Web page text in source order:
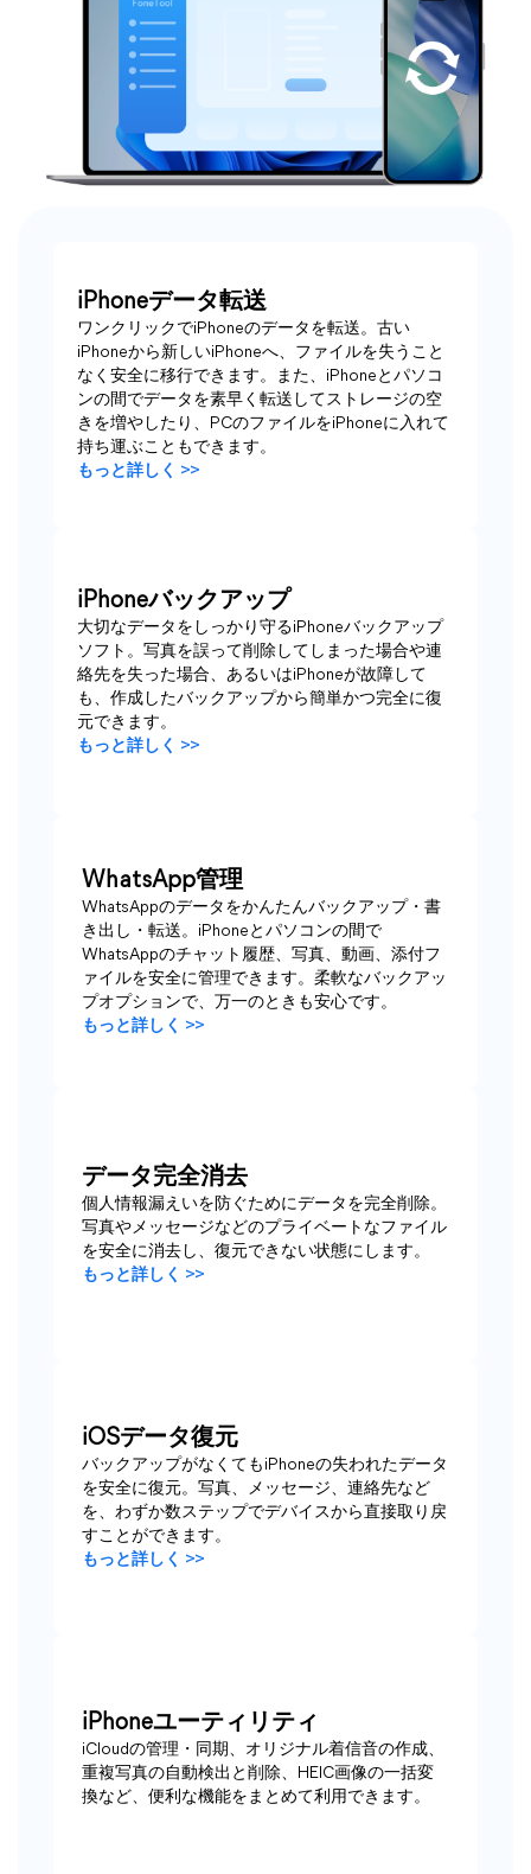
iPhoneデータ転送
ワンクリックでiPhoneのデータを転送。古い
iPhoneから新しいiPhoneへ、ファイルを失うこと
なく安全に移行できます。また、iPhoneとパソコ
ンの間でデータを素早く転送してストレージの空
きを増やしたり、PCのファイルをiPhoneに入れて
持ち運ぶこともできます。
もっと詳しく >>
iPhoneバックアップ
大切なデータをしっかり守るiPhoneバックアップ
ソフト。写真を誤って削除してしまった場合や連
絡先を失った場合、あるいはiPhoneが故障して
も、作成したバックアップから簡単かつ完全に復
元できます。
もっと詳しく >>
WhatsApp管理
WhatsAppのデータをかんたんバックアップ・書
き出し・転送。iPhoneとパソコンの間で
WhatsAppのチャット履歴、写真、動画、添付フ
ァイルを安全に管理できます。柔軟なバックアッ
プオプションで、万一のときも安心です。
もっと詳しく >>
データ完全消去
個人情報漏えいを防ぐためにデータを完全削除。
写真やメッセージなどのプライベートなファイル
を安全に消去し、復元できない状態にします。
もっと詳しく >>
iOSデータ復元
バックアップがなくてもiPhoneの失われたデータ
を安全に復元。写真、メッセージ、連絡先など
を、わずか数ステップでデバイスから直接取り戻
すことができます。
もっと詳しく >>
iPhoneユーティリティ
iCloudの管理・同期、オリジナル着信音の作成、
重複写真の自動検出と削除、HEIC画像の一括変
換など、便利な機能をまとめて利用できます。